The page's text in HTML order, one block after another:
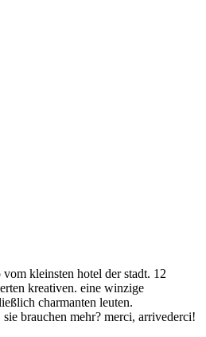
kleinsten hotel der stadt. 12
kreativen. eine winzige
charmanten leuten.
brauchen mehr? merci, arrivederci!